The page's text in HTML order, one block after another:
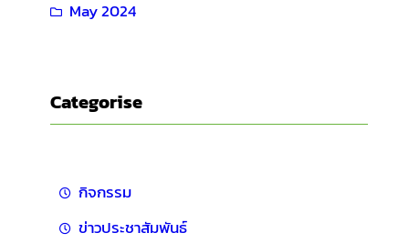
May 2024
Categorise
กิจกรรม
ข่าวประชาสัมพันธ์